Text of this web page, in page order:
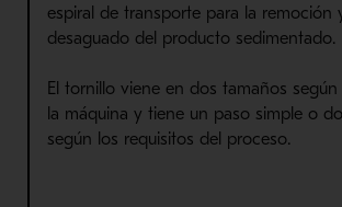
espiral de transporte para la remoción
desaguado del producto sedimentado.
El tornillo viene en dos tamaños
la máquina y tiene un paso simple o
según los requisitos del proceso.